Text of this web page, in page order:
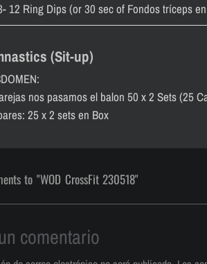
12 Ring Dips (or 30 sec of Fondos tríceps
(Sit-up)
nos pasamos el balon 50 x 2 Sets (25
25 x 2 sets en Box
to "WOD CrossFit 230518"
comentario